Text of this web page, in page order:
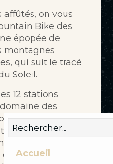
Accueil
affûtés, on vous
Bike des
épopée de
montagnes
qui suit le tracé
Soleil.
12 stations
des
parcourez les
: des Gets à
par Avoriaz,
le lac Léman et